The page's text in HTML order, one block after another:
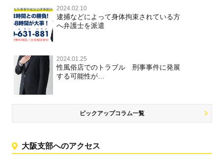
2024.02.10
逮捕などによって身体拘束されている方
へ弁護士を派遣
2024.01.25
性風俗店でのトラブル 刑事事件に発展
する可能性が…
ピックアップコラム一覧
大阪支部へのアクセス